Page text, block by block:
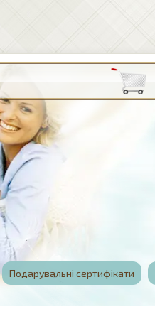
Подарувальні сертифікати